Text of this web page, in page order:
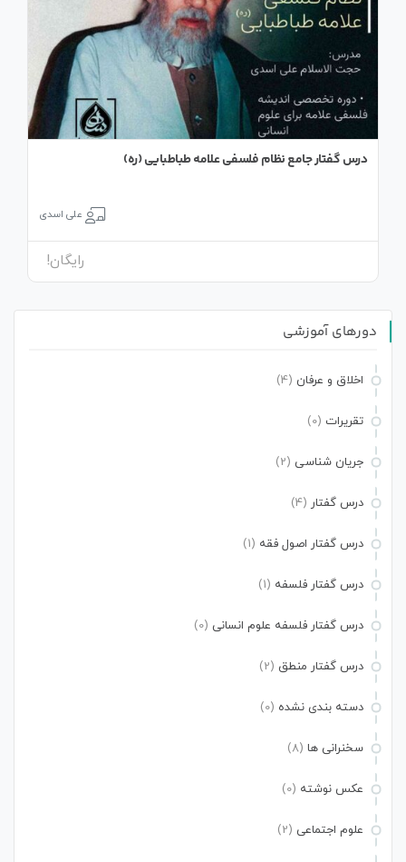
درس گفتار جامع نظام فلسفی علامه طباطبایی (ره)
علی اسدی
رایگان!
دورهای آموزشی
اخلاق و عرفان (4)
تقریرات (0)
جریان شناسی (2)
درس گفتار (4)
درس گفتار اصول فقه (1)
درس گفتار فلسفه (1)
درس گفتار فلسفه علوم انسانی (0)
درس گفتار منطق (2)
دسته بندی نشده (0)
سخنرانی ها (8)
عکس نوشته (0)
علوم اجتماعی (2)